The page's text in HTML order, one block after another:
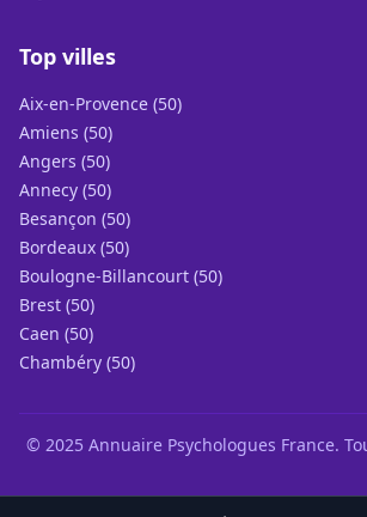
Top villes
Aix-en-Provence (50)
Amiens (50)
Angers (50)
Annecy (50)
Besançon (50)
Bordeaux (50)
Boulogne-Billancourt (50)
Brest (50)
Caen (50)
Chambéry (50)
© 2025 Annuaire Psychologues France.